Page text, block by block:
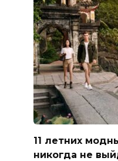
11 летних
никогда не